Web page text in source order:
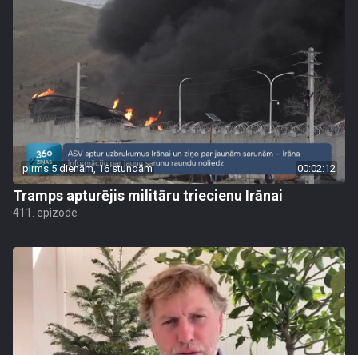
pirms 5 dienām, 16 stundām 00:02:12
Tramps apturējis militāru triecienu Irānai
411. epizode